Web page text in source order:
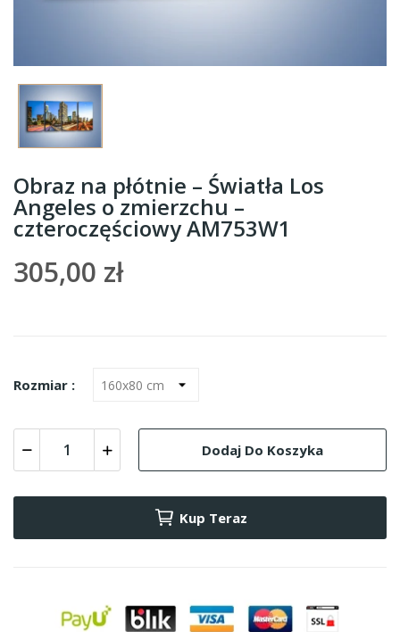
Obraz na płótnie – Światła Los
Angeles o zmierzchu –
czteroczęściowy AM753W1
305,00 zł
Rozmiar :
Dodaj Do Koszyka
Kup Teraz